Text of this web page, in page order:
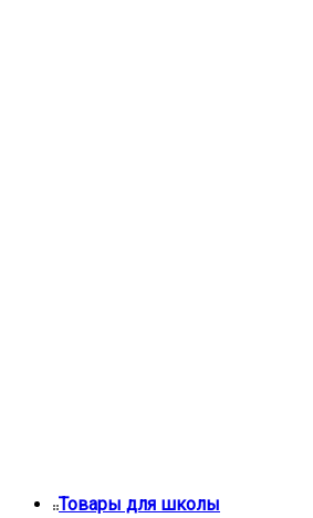
Товары для школы